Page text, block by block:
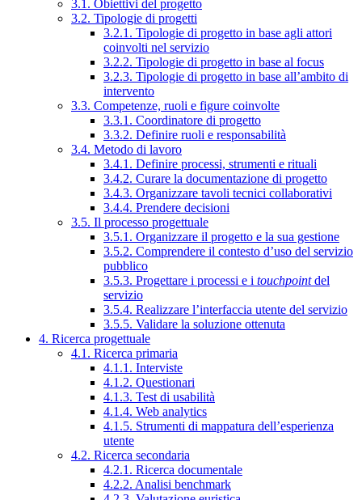
3.1. Obiettivi del progetto
3.2. Tipologie di progetti
3.2.1. Tipologie di progetto in base agli attori
coinvolti nel servizio
3.2.2. Tipologie di progetto in base al focus
3.2.3. Tipologie di progetto in base all’ambito di
intervento
3.3. Competenze, ruoli e figure coinvolte
3.3.1. Coordinatore di progetto
3.3.2. Definire ruoli e responsabilità
3.4. Metodo di lavoro
3.4.1. Definire processi, strumenti e rituali
3.4.2. Curare la documentazione di progetto
3.4.3. Organizzare tavoli tecnici collaborativi
3.4.4. Prendere decisioni
3.5. Il processo progettuale
3.5.1. Organizzare il progetto e la sua gestione
3.5.2. Comprendere il contesto d’uso del servizio
pubblico
3.5.3. Progettare i processi e i touchpointdel
servizio
3.5.4. Realizzare l’interfaccia utente del servizio
3.5.5. Validare la soluzione ottenuta
4. Ricerca progettuale
4.1. Ricerca primaria
4.1.1. Interviste
4.1.2. Questionari
4.1.3. Test di usabilità
4.1.4. Web analytics
4.1.5. Strumenti di mappatura dell’esperienza
utente
4.2. Ricerca secondaria
4.2.1. Ricerca documentale
4.2.2. Analisi benchmark